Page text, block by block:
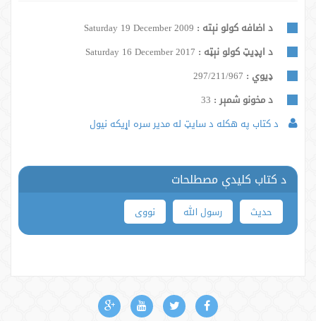
د اضافه کولو نېته : Saturday 19 December 2009
د اپډیټ کولو نېټه :
ډيوي : 297/211/967
د مخونو شمېر :
د کتاب په هکله د سایټ له مدیر سره اړیکه نیول
د کتاب کلیدې مصطلحات
حدیث رسول الله نووی